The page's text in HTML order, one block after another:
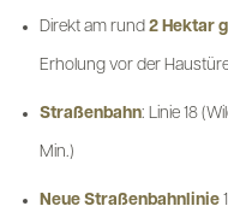
Direkt am rund 2 Hektar
Erholung vor der
Straßenbahn: Linie 18
Min.)
Neue Straßenbahnlinie